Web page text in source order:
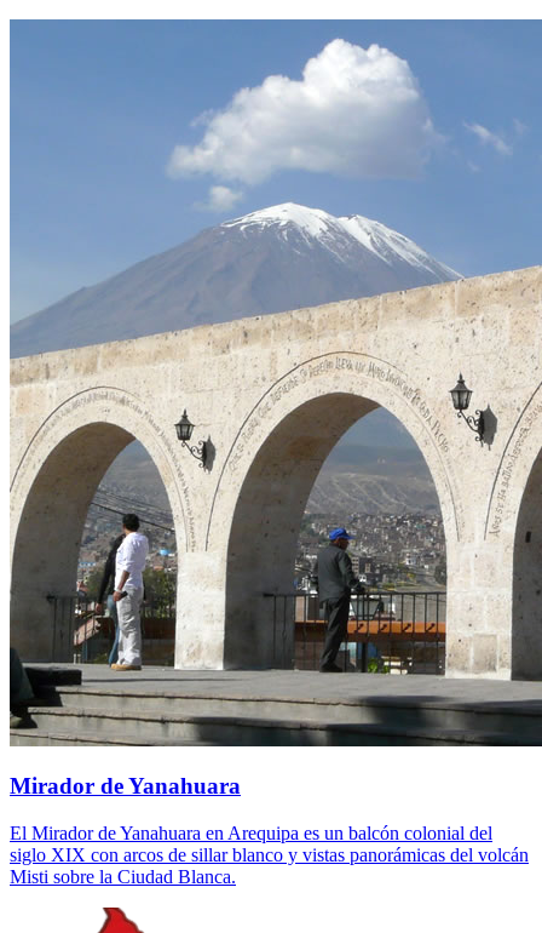
Mirador de Yanahuara
El Mirador de Yanahuara en Arequipa es un balcón colonial del
siglo XIX con arcos de sillar blanco y vistas panorámicas del volcán
Misti sobre la Ciudad Blanca.